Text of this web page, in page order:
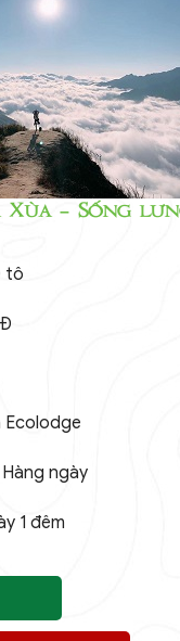
Xùa – Sống
tô
Ecolodge
ngày
1 đêm